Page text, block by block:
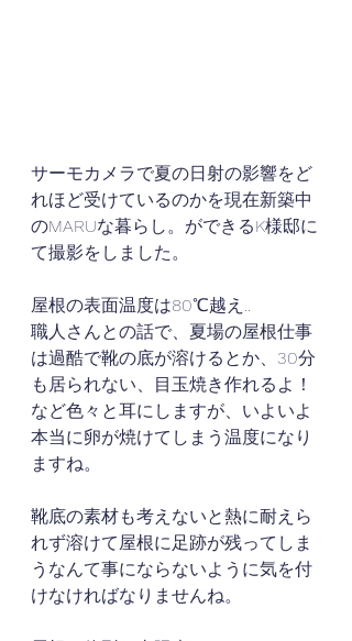
サーモカメラで夏の日射の影響をど
れほど受けているのかを現在新築中
のMARUな暮らし。ができるK様邸に
て撮影をしました。
屋根の表面温度は80℃越え..
職人さんとの話で、夏場の屋根仕事
は過酷で靴の底が溶けるとか、30分
も居られない、目玉焼き作れるよ！
など色々と耳にしますが、いよいよ
本当に卵が焼けてしまう温度になり
ますね。
靴底の素材も考えないと熱に耐えら
れず溶けて屋根に足跡が残ってしま
うなんて事にならないように気を付
けなければなりませんね。